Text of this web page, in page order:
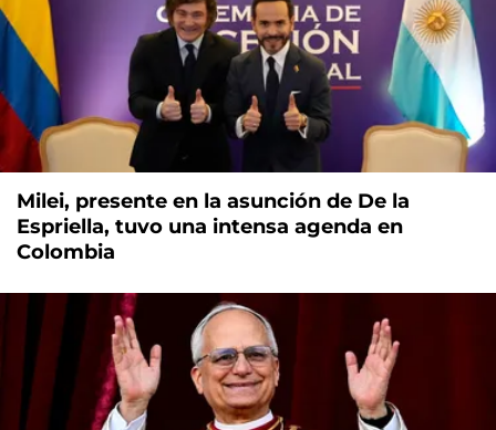
Milei, presente en la asunción de De la
Espriella, tuvo una intensa agenda en
Colombia